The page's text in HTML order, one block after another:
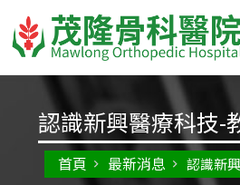
認識新興醫療科技-
首頁 最新消息 認識新